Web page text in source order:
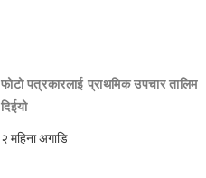
फोटो पत्रकारलाई प्राथमिक उपचार तालिम
दिईयो
२ महिना अगाडि